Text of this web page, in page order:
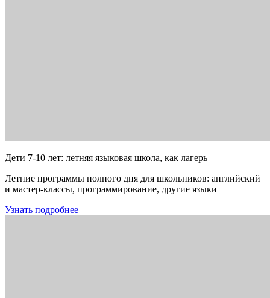
Дети 7-10 лет: летняя языковая школа, как лагерь
Летние программы полного дня для школьников: английский
и мастер-классы, программирование, другие языки
Узнать подробнее